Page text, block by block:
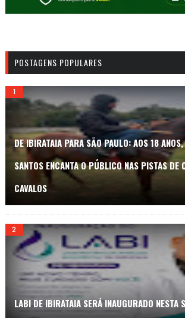
POSTAGENS POPULARES
DE IBIRATAIA PARA SÃO PAULO: AOS 18
SANTOS ENCANTA O PÚBLICO NAS PISTAS DE
CAVALOS
LABI DE IBIRATAIA SERÁ INAUGURADO NESTA